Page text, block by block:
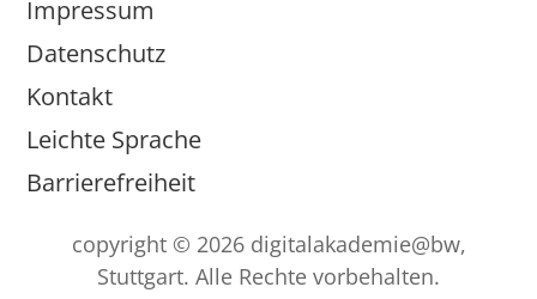
Impressum
Datenschutz
Kontakt
Leichte Sprache
Barrierefreiheit
copyright © 2026 digitalakademie@bw,
Stuttgart. Alle Rechte vorbehalten.